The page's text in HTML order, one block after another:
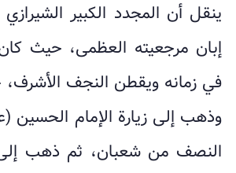
ينقل أن المجدد الكبير
إبان مرجعيته العظمى، حيث
في زمانه ويقطن النجف
وذهب إلى زيارة الإمام الحسين
النصف من شعبان، ثم ذهب إلى